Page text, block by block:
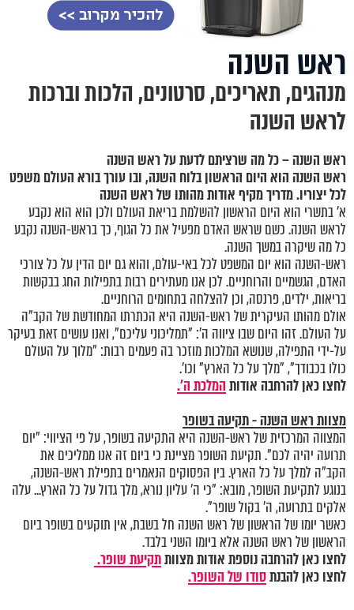
ראש השנה
מנהגים, תאריכים, סרטונים, הלכות וברכות
לראש השנה
ראש השנה – כל מה שרציתם לדעת על ראש השנה
ראש השנה הוא היום הראשון בלוח השנה, ובו עורך בורא העולם משפט
לכל יצוריו. מדריך מקיף אודות מהותו של ראש השנה
א' בתשרי הוא היום הראשון להשלמת בריאת העולם ולכן הוא הוא נקבע
לראש השנה. כשם שראש האדם מפעיל את כל הגוף, כך בראש-השנה נקבע
כל מה שיקרה במשך השנה.
ראש-השנה הוא יום המשפט לכל באי-עולם, והוא גם יום הדין על כל צורכי
האדם, הגשמיים והרוחניים. לכן אנו מעתירים רבות בתפילות החג בבקשות
בריאות, ילדים, פרנסה, וכן להצלחה בתחומים הרוחניים.
אולם מהותו העיקרית של ראש-השנה היא הכתרתו המחודשת של הקב"ה
על העולם. זהו היום שבו ציווה ה': "תמליכוני עליכם", ואנו עושים זאת בעיקר
על-ידי התפילה, שנושא המלכות מוזכר בה פעמים רבות: "מלוך על העולם
כולו בכבודך", "מלך על כל הארץ" וכו'.
לחצו כאן להרחבה אודותהמלכת ה'.
מצוות ראש השנה - תקיעה בשופר
המצווה המרכזית של ראש-השנה היא התקיעה בשופר, על פי הציווי: "יום
תרועה יהיה לכם". תקיעת השופר מציינת כי ביום זה אנו ממליכים את
הקב"ה למלך על כל הארץ. בין הפסוקים הנאמרים בתפילת ראש-השנה,
בנוגע לתקיעת השופר, מובא: "כי ה' עליון נורא, מלך גדול על כל הארץ... עלה
אלקים בתרועה, ה' בקול שופר".
כאשר יומו של הראשון של ראש השנה חל בשבת, אין תוקעים בשופר ביום
הראשון של ראש השנה אלא ביומו השני בלבד.
לחצו כאן להרחבה נוספת אודות מצוותתקיעת שופר.
לחצו כאן להבנתסודו של השופר.